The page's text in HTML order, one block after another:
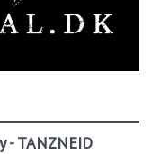
- TANZNEID